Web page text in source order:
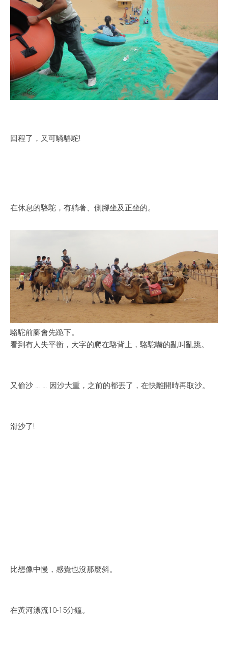
回程了，又可騎駱駝!
在休息的駱駝，有躺著、側腳坐及正坐的。
駱駝前腳會先跪下。
看到有人失平衡，大字的爬在駱背上，駱駝嚇的亂叫亂跳。
又偷沙 … … 因沙大重，之前的都丟了，在快離開時再取沙。
滑沙了!
比想像中慢，感覺也沒那麼斜。
在黃河漂流10-15分鐘。